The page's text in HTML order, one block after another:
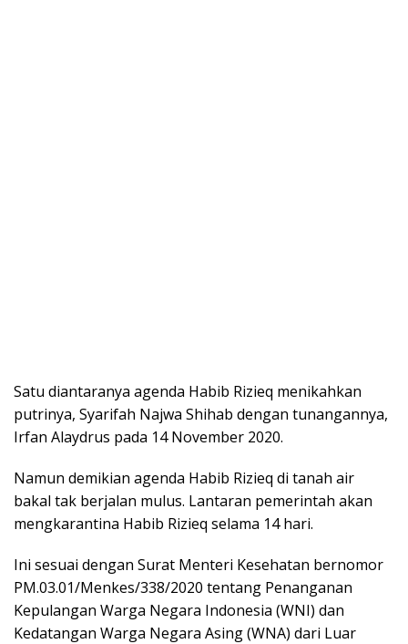
Satu diantaranya agenda Habib Rizieq menikahkan
putrinya, Syarifah Najwa Shihab dengan tunangannya,
Irfan Alaydrus pada 14 November 2020.
Namun demikian agenda Habib Rizieq di tanah air
bakal tak berjalan mulus. Lantaran pemerintah akan
mengkarantina Habib Rizieq selama 14 hari.
Ini sesuai dengan Surat Menteri Kesehatan bernomor
PM.03.01/Menkes/338/2020 tentang Penanganan
Kepulangan Warga Negara Indonesia (WNI) dan
Kedatangan Warga Negara Asing (WNA) dari Luar